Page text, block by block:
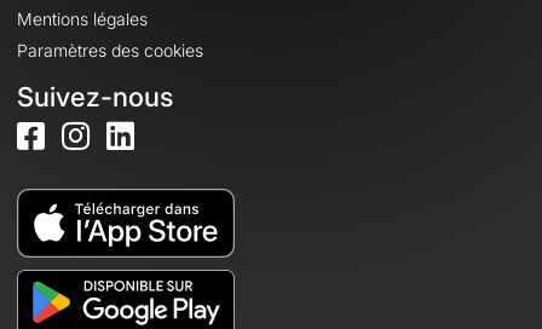
Mentions légales
Paramètres des cookies
Suivez-nous